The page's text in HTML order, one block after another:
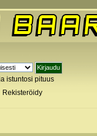
istuntosi pituus
Rekisteröidy